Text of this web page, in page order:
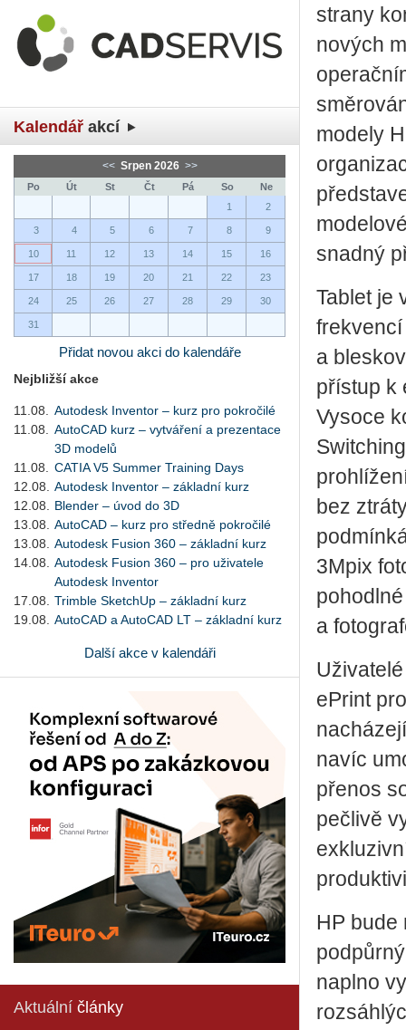
Kalendář akcí
<< Srpen 2026 >>
Po Út St Čt Pá So
Ne
1
2
3 4 5 6 7 8 9
10 11 12 13 14 15 16
17 18 19 20 21 22 23
24 25 26 27 28 29 30
31
Přidat novou akci do kalendáře
Nejbližší akce
11.08.
Autodesk Inventor – kurz pro pokročilé
11.08.
AutoCAD kurz – vytváření a prezentace
3D modelů
11.08.
CATIA V5 Summer Training Days
12.08.
Autodesk Inventor – základní kurz
12.08.
Blender – úvod do 3D
13.08.
AutoCAD – kurz pro středně pokročilé
13.08.
Autodesk Fusion 360 – základní kurz
14.08.
Autodesk Fusion 360 – pro uživatele
Autodesk Inventor
17.08.
Trimble SketchUp – základní kurz
19.08.
AutoCAD a AutoCAD LT – základní kurz
Další akce v kalendáři
Aktuální články
strany
nových
modely
snadný
Tablet je
a
přístup k
Vysoce
bez
3Mpix
a
ePrint
navíc
přenos
pečlivě
HP bude
naplno